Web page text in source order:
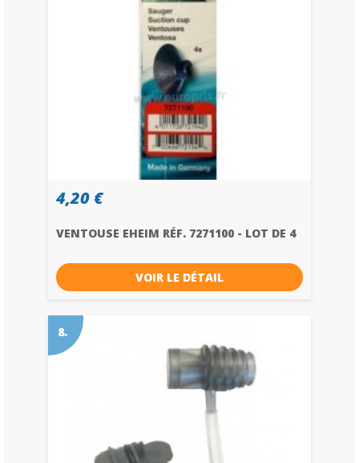
4,20 €
VENTOUSE EHEIM RÉF. 7271100 - LOT DE 4
VOIR LE DÉTAIL
8.